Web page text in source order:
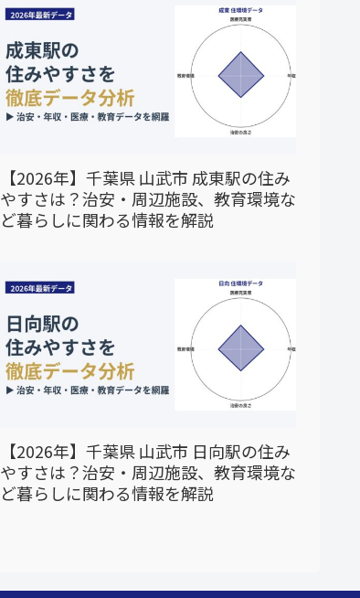
【2026年】千葉県 山武市 成東駅の住み
やすさは？治安・周辺施設、教育環境な
ど暮らしに関わる情報を解説
【2026年】千葉県 山武市 日向駅の住み
やすさは？治安・周辺施設、教育環境な
ど暮らしに関わる情報を解説